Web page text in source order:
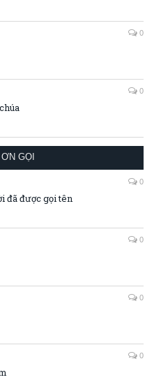
0
0
GỌI
0
đã được gọi tên
0
0
0